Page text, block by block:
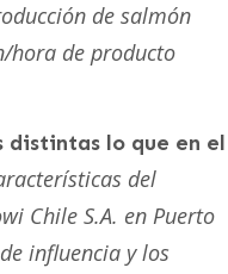
de salmón
hora de producto
distintas lo que en el
del
Chile S.A. en Puerto
influencia y los